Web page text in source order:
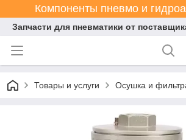
Компоненты пневмо и
Запчасти для пневматики от
Товары и услуги Осушка и